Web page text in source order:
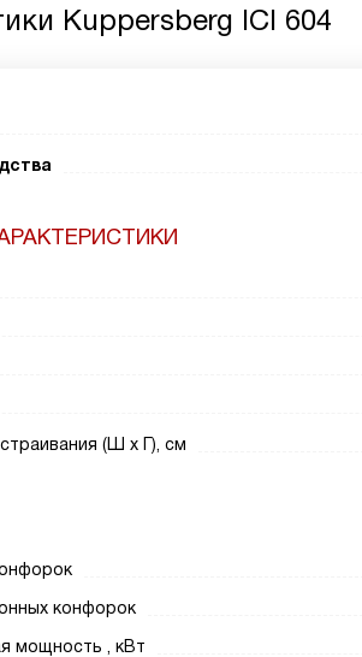
Kuppersberg ICI 604
(Ш х Г), см
конфорок
мощность , кВт